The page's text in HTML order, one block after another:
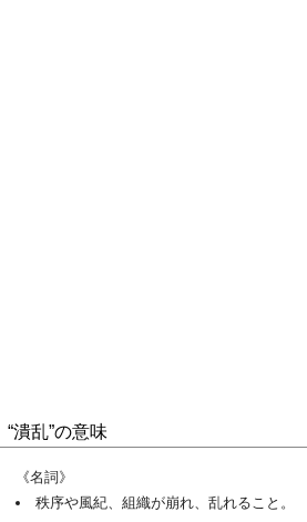
“潰乱”の意味
《名詞》
秩序や風紀、組織が崩れ、乱れること。